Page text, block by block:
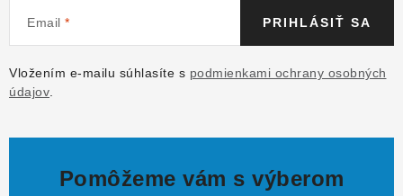
Email
Vložením e-mailu súhlasíte s podmienkami ochrany osobných
údajov
PRIHLÁSIŤ SA
Pomôžeme vám s výberom